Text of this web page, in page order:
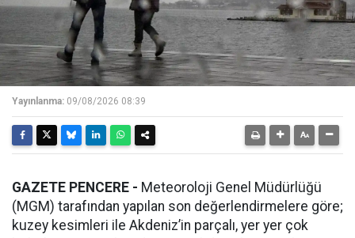
Yayınlanma: 09/08/2026 08:39
GAZETE PENCERE - Meteoroloji Genel Müdürlüğü
(MGM) tarafından yapılan son değerlendirmelere göre;
kuzey kesimleri ile Akdeniz’in parçalı, yer yer çok